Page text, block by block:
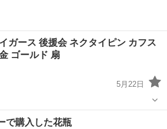
ガース 後援会 ネクタイピン カフス
ゴールド 扇
5月22日
駅 その他 ネクタイピン
で購入した花瓶